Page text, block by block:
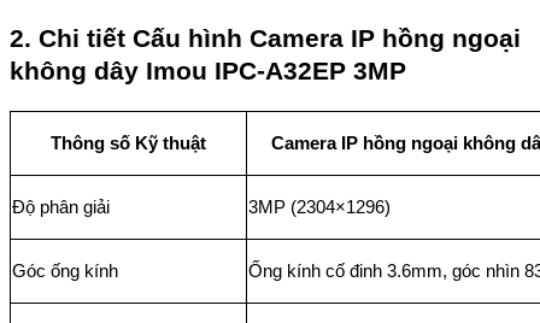
2. Chi tiết Cấu hình Camera IP hồng ngoại
không dây Imou IPC-A32EP 3MP
Thông số Kỹ thuật Camera IP hồng ngoại không
Độ phân giải 3MP (2304×1296)
Góc ống kính Ống kính cố đinh 3.6mm, góc nhìn